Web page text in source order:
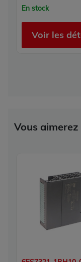
En stock
Voir les
Vous